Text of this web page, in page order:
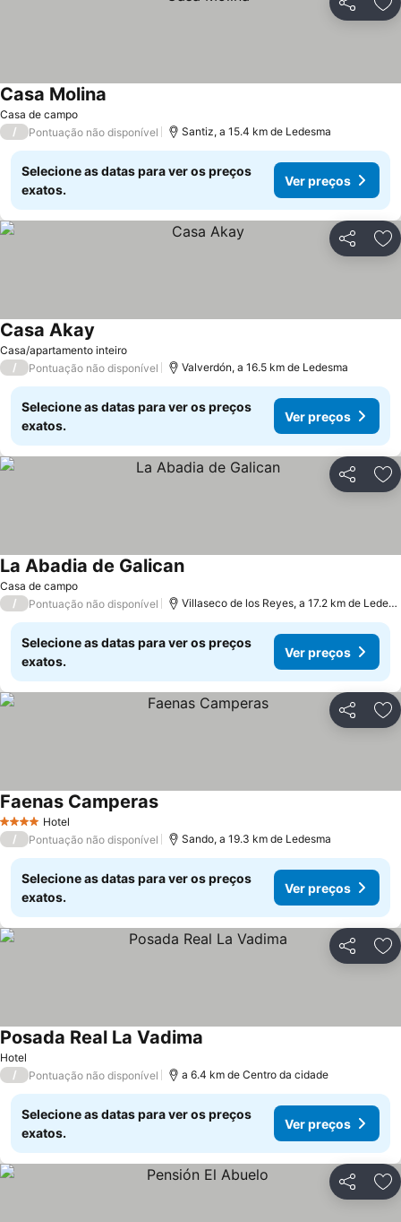
Partilhar
Casa de campo
Casa Molina
/ Pontuação não disponível Santiz, a 15.4 km de Ledesma
Selecione as datas para ver os preços
exatos.
Ver preços
Partilhar
Casa/apartamento inteiro
Casa Akay
/ Pontuação não disponível Valverdón, a 16.5 km de Ledesma
Selecione as datas para ver os preços
exatos.
Ver preços
Partilhar
Casa de campo
La Abadia de Galican
/ Pontuação não disponível Villaseco de los Reyes, a 17.2 km de Ledesma
Selecione as datas para ver os preços
exatos.
Ver preços
Partilhar
4 EstrelasHotel
Faenas Camperas
/ Pontuação não disponível Sando, a 19.3 km de Ledesma
Selecione as datas para ver os preços
exatos.
Ver preços
Partilhar
Hotel
Posada Real La Vadima
/ Pontuação não disponível a 6.4 km de Centro da cidade
Selecione as datas para ver os preços
exatos.
Ver preços
Partilhar